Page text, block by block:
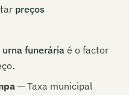
preços
urna funerária é o factor
— Taxa municipal